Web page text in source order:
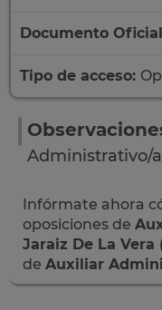
Documento
Tipo de acceso:
Administrativo/
Infórmate ahora
oposiciones de
Jaraiz De La Vera
de Auxiliar